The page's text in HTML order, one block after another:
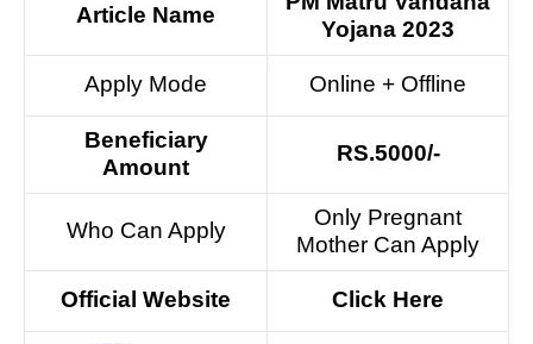
Article Name
Yojana 2023
Apply Mode Online + Offline
Beneficiary
Amount
RS.5000/-
Who Can Apply
Only Pregnant
Mother Can Apply
Official Website Click Here